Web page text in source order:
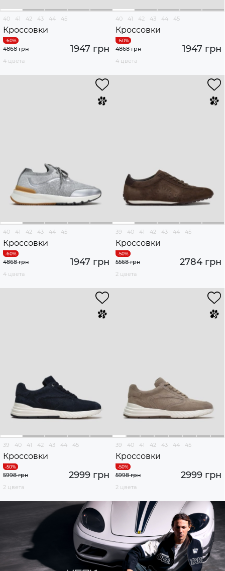
40 41 42 43 44 45
Кроссовки
1947 грн
4868 грн
4 цвета
40 41 42 43 44 45
Кроссовки
1947 грн
4868 грн
4 цвета
40 41 42 43 44 45
Кроссовки
1947 грн
4868 грн
4 цвета
39 40 41 42 43 44 45
Кроссовки
2784 грн
5568 грн
2 цвета
39 40 41 42 43 44 45
Кроссовки
2999 грн
5998 грн
2 цвета
39 40 41 42 43 44 45
Кроссовки
2999 грн
5998 грн
2 цвета